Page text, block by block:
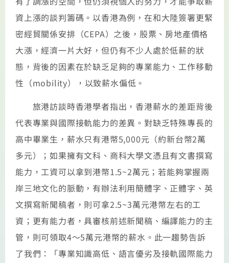
資上漲的談判籌碼。以香港為例，在和大陸簽署更緊
密經貿關係安排（CEPA）之後，股票、房地產價格
大漲，經濟一片大好，但仍有不少人處於低薪的狀
態，背後的因素在於缺乏足夠的專業能力、工作移動
性（mobility），以致薪水偏低。
旅港訪談時香港學者指出，香港薪水的差距背後
代表專業與國際接軌能力的差異。對缺乏特殊專長的
高中畢業生，薪水只有港幣5,000元（約新台幣2萬
多元）；如果擁有文科、商科大學文憑且有文書撰寫
能力，工資可以拿到港幣1.5~2萬元；若能夠掌握兩
岸三地文化的脈動，有辦法利用簡體字、正體字、英
文撰寫新聞稿者，則可拿2.5~3萬元港幣左右的工
資；更有能力者，具審核前述新聞稿、編譯能力的主
管，則可領取4～5萬元港幣的薪水。此一趨勢告訴
了我們：「專業知識高低、語言優劣及接軌國際能力